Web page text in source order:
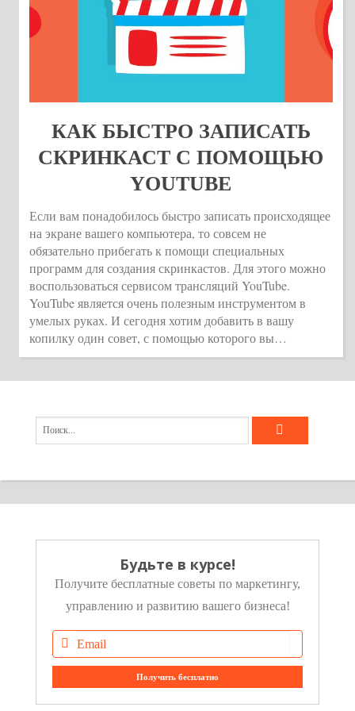
КАК БЫСТРО ЗАПИСАТЬ
СКРИНКАСТ С ПОМОЩЬЮ
YOUTUBE
Если вам понадобилось быстро записать происходящее
на экране вашего компьютера, то совсем не
обязательно прибегать к помощи специальных
программ для создания скринкастов. Для этого можно
воспользоваться сервисом трансляций YouTube.
YouTube является очень полезным инструментом в
умелых руках. И сегодня хотим добавить в вашу
копилку один совет, с помощью которого вы…
Будьте в курсе!
Получите бесплатные советы по маркетингу,
управлению и развитию вашего бизнеса!